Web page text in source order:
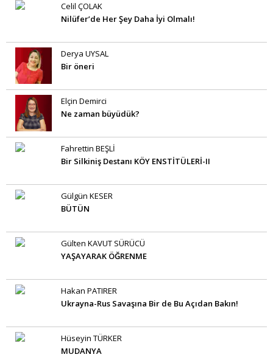
Celil ÇOLAK
Nilüfer’de Her Şey Daha İyi Olmalı!
Derya UYSAL
Bir öneri
Elçin Demirci
Ne zaman büyüdük?
Fahrettin BEŞLİ
Bir Silkiniş Destanı KÖY ENSTİTÜLERİ-II
Gülgün KESER
BÜTÜN
Gülten KAVUT SÜRÜCÜ
YAŞAYARAK ÖĞRENME
Hakan PATIRER
Ukrayna-Rus Savaşına Bir de Bu Açıdan Bakın!
Hüseyin TÜRKER
MUDANYA